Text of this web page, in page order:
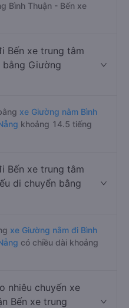
Bình Thuận - Bến xe
Bến xe trung tâm
Giường
xe Giường nằm Bình
khoảng 14.5 tiếng
Bến xe trung tâm
di chuyển bằng
xe Giường nằm đi Bình
có chiều dài khoảng
nhiêu chuyến xe
Bến xe trung